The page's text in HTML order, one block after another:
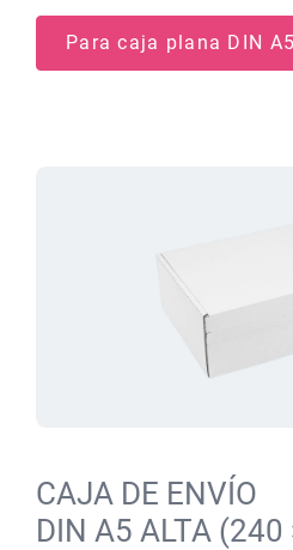
Para caja plana DIN A5
CAJA DE ENVÍO
DIN A5 ALTA